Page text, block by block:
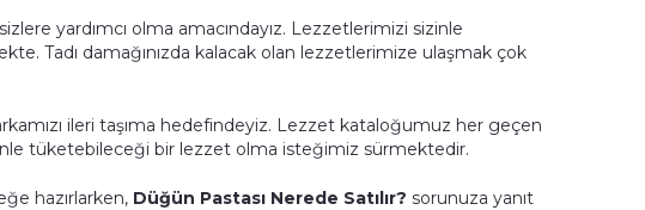
yardımcı olma amacındayız. Lezzetlerimizi sizinle
Tadı damağınızda kalacak olan lezzetlerimize ulaşmak çok
ileri taşıma hedefindeyiz. Lezzet kataloğumuz her geçen
tüketebileceği bir lezzet olma isteğimiz sürmektedir.
hazırlarken, Düğün Pastası Nerede Satılır? sorunuza yanıt